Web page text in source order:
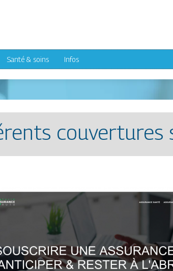
Santé & soins Infos
couvertures